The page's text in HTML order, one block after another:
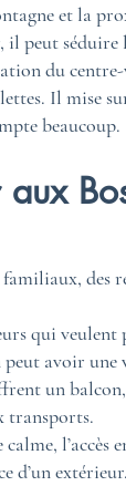
et la
il peut
du
Il mise
beaucoup.
des
qui veulent
peut avoir
un
transports.
l’accès
d’un extérieur.